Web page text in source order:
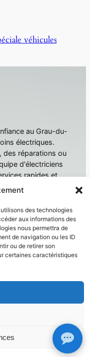
des technologies
aux informations des
nous permettra de
de navigation ou les ID
ou de retirer son
certaines caractéristiques
véhicules
au Grau-du-
électriques.
des réparations ou
d'électriciens
rapides et
de confidentialité
générales
– siret